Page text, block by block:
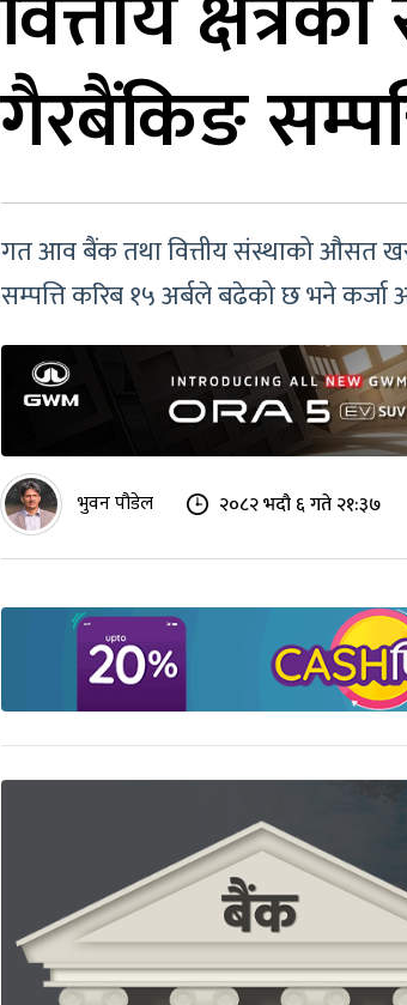
गैरबैंकिङ
गत आव बैंक तथा वित्तीय संस्थाको औसत
सम्पत्ति करिब १५ अर्बले बढेको छ भने
भुवन पौडेल २०८२ भदौ ६ गते २१:३७